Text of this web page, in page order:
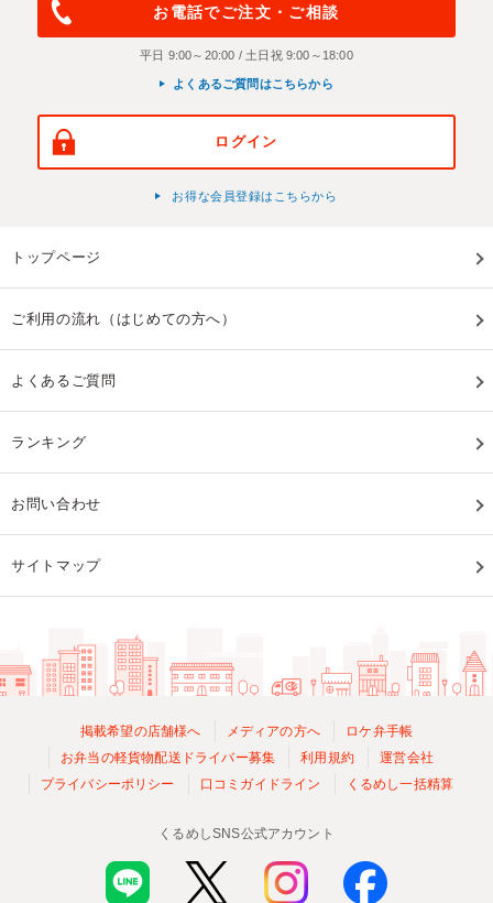
お電話でご注文・ご相談
平日 9:00～20:00 / 土日祝 9:00～18:00
よくあるご質問はこちらから
ログイン
お得な会員登録はこちらから
トップページ
ご利用の流れ（はじめての方へ）
よくあるご質問
ランキング
お問い合わせ
サイトマップ
掲載希望の店舗様へ メディアの方へ
ロケ弁手帳
お弁当の軽貨物配送ドライバー募集
利用規約
運営会社
プライバシーポリシー
口コミガイドライン くるめし一括精算
くるめしSNS公式アカウント